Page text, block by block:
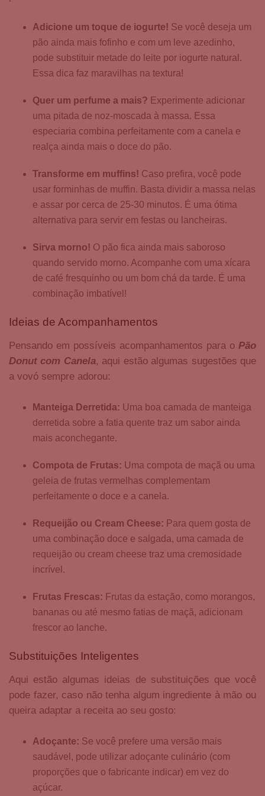
Adicione um toque de iogurte! Se você deseja um
pão ainda mais fofinho e com um leve azedinho,
pode substituir metade do leite por iogurte natural.
Essa dica faz maravilhas na textura!
Quer um perfume a mais? Experimente adicionar
uma pitada de noz-moscada à massa. Essa
especiaria combina perfeitamente com a canela e
realça ainda mais o doce do pão.
Transforme em muffins! Caso prefira, você pode
usar forminhas de muffin. Basta dividir a massa nelas
e assar por cerca de 25-30 minutos. É uma ótima
alternativa para servir em festas ou lancheiras.
Sirva morno! O pão fica ainda mais saboroso
quando servido morno. Acompanhe com uma xícara
de café fresquinho ou um bom chá da tarde. É uma
combinação imbatível!
Ideias de Acompanhamentos
Pensando em possíveis acompanhamentos para o Pão
Donut com Canela, aqui estão algumas sugestões que
a vovó sempre adorou:
Manteiga Derretida: Uma boa camada de manteiga
derretida sobre a fatia quente traz um sabor ainda
mais aconchegante.
Compota de Frutas: Uma compota de maçã ou uma
geleia de frutas vermelhas complementam
perfeitamente o doce e a canela.
Requeijão ou Cream Cheese: Para quem gosta de
uma combinação doce e salgada, uma camada de
requeijão ou cream cheese traz uma cremosidade
incrível.
Frutas Frescas: Frutas da estação, como morangos,
bananas ou até mesmo fatias de maçã, adicionam
frescor ao lanche.
Substituições Inteligentes
Aqui estão algumas ideias de substituições que você
pode fazer, caso não tenha algum ingrediente à mão ou
queira adaptar a receita ao seu gosto:
Adoçante: Se você prefere uma versão mais
saudável, pode utilizar adoçante culinário (com
proporções que o fabricante indicar) em vez do
açúcar.